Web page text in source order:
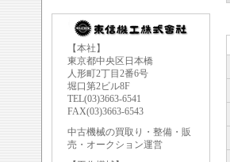
【本社】
東京都中央区日本橋
人形町2丁目2番6号
堀口第2ビル8F
TEL(03)3663-6541
FAX(03)3663-6543
中古機械の買取り・整備・販
売・オークション運営